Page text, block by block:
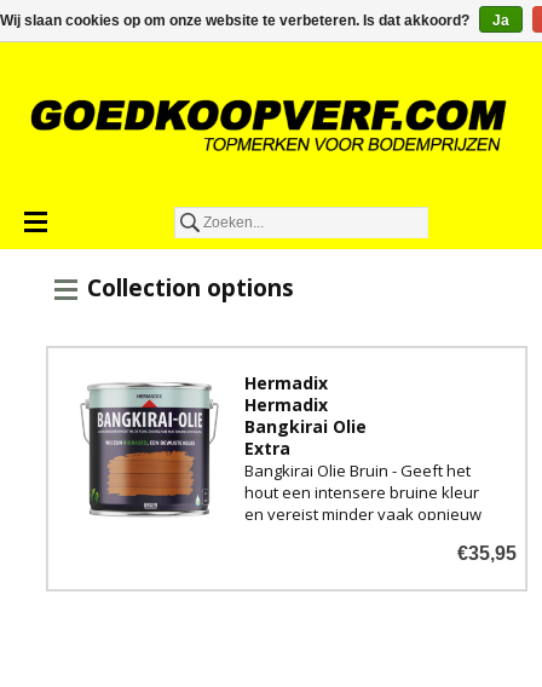
€0,00
Collection options
Hermadix
Hermadix
Bangkirai Olie
Extra
Bangkirai Olie Bruin - Geeft het
hout een intensere bruine kleur
en vereist minder vaak opnieuw
€35,95
Wij slaan cookies op om onze website te verbeteren. Is dat akkoord? Ja